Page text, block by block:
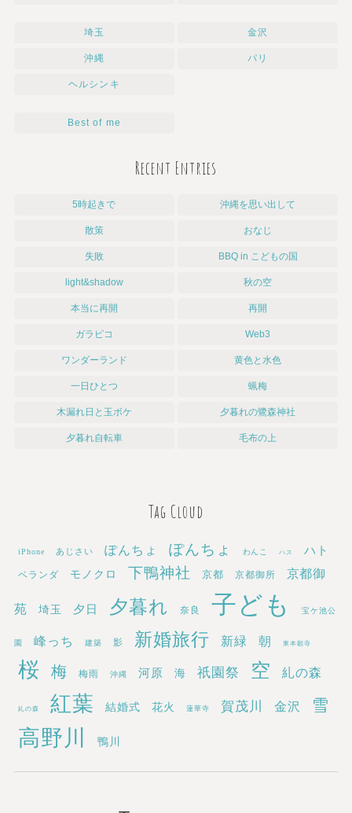
埼玉 金沢
沖縄 パリ
ヘルシンキ
Best of me
Recent Entries
5時起きで 沖縄を思い出して
散策 おなじ
失敗 BBQ in こどもの国
light&shadow 秋の空
本当に再開 再開
ガラピコ Web3
ワンダーランド 黄色と水色
一日ひとつ 蝋梅
木漏れ日と玉ボケ 夕暮れの鷺森神社
夕暮れ自転車 毛布の上
Tag Cloud
iPhone あじさい ぽんちょ ぽんちょ わんこ ハス ハト
ベランダ モノクロ 下鴨神社 京都 京都御所 京都御
苑 埼玉 夕日 夕暮れ 奈良 子ども 宝ケ池公
園 峰っち 建築 影 新婚旅行 新緑 朝 東本願寺
桜 梅 梅雨 沖縄 河原 海 祇園祭 空 糺の森
糺の森 紅葉 結婚式 花火 蓮華寺 賀茂川 金沢 雪
高野川 鴨川